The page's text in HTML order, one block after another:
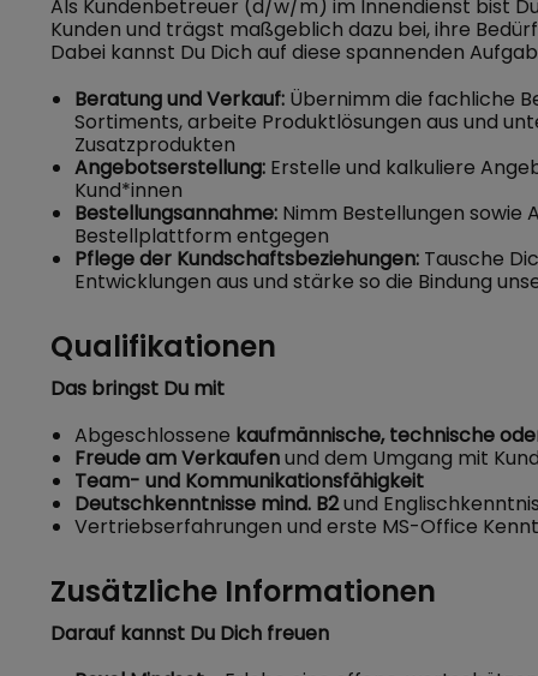
Als Kundenbetreuer (d/w/m) im Innendienst bist
Kunden und trägst maßgeblich dazu bei, ihre
Dabei kannst Du Dich auf diese spannenden
Beratung und Verkauf: Übernimm die fachliche
Sortiments, arbeite Produktlösungen aus und
Zusatzprodukten
Angebotserstellung: Erstelle und kalkuliere
Kund*innen
Bestellungsannahme: Nimm Bestellungen sowie
Bestellplattform entgegen
Pflege der Kundschaftsbeziehungen: Tausche
Entwicklungen aus und stärke so die Bindung
Qualifikationen
Das bringst Du mit
Abgeschlossene kaufmännische, technische
Freude am Verkaufenund dem Umgang mit
Team- und Kommunikationsfähigkeit
Deutschkenntnisse mind. B2und
Vertriebserfahrungen und erste MS-Office
Zusätzliche Informationen
Darauf kannst Du Dich freuen